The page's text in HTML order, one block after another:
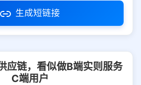
生成短链接
应链，看似做B端实则服务
C端用户